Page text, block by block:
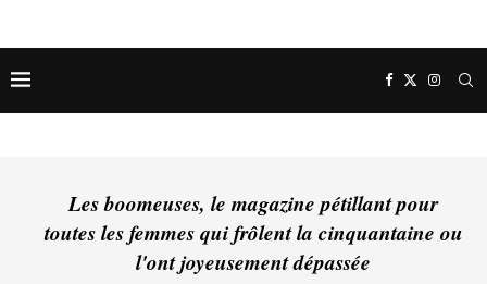
Les boomeuses, le magazine pétillant pour
toutes les femmes qui frôlent la cinquantaine ou
l'ont joyeusement dépassée